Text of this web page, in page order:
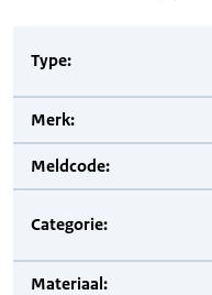
Type:
Merk:
Meldcode:
Categorie:
Materiaal: